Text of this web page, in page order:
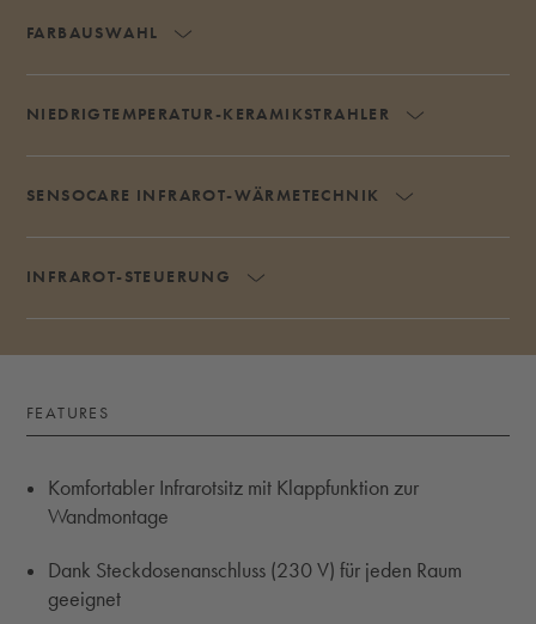
FARBAUSWAHL AKKORDEON UMSCHALTEN
NIEDRIGTEMPERATUR-KERAMIKSTRAHLER AKKORDEON
SENSOCARE INFRAROT-WÄRMETECHNIK AKKORDEON
INFRAROT-STEUERUNG AKKORDEON UMSCHALTEN
FEATURES
Komfortabler Infrarotsitz mit Klappfunktion zur
Wandmontage
Dank Steckdosenanschluss (230 V) für jeden Raum
geeignet